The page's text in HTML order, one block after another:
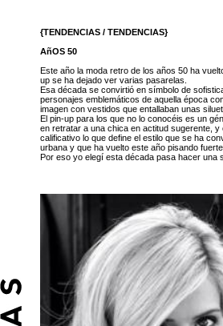
{TENDENCIAS / TENDENCIAS}
AñOS 50
Este año la moda retro de los años 50 ha
up se ha dejado ver varias pasarelas.
Esa década se convirtió en símbolo de
personajes emblemáticos de aquella época
imagen con vestidos que entallaban unas
El pin-up para los que no lo conocéis es un
en retratar a una chica en actitud sugerente,
calificativo lo que define el estilo que se ha
urbana y que ha vuelto este año pisando fuerte.
Por eso yo elegí esta década pasa hacer una